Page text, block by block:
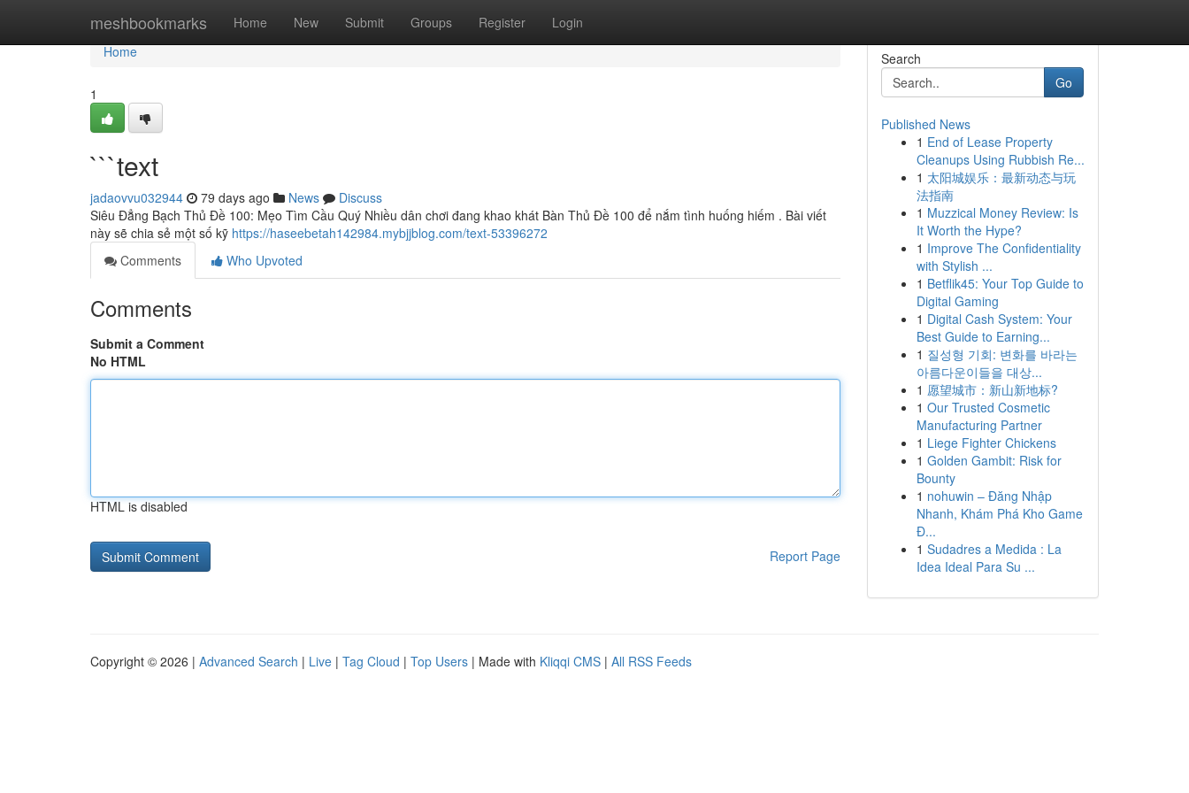
meshbookmarks Home New Submit Groups Register Login
Home
Home
1
```text
jadaovvu032944 79 days ago News
Discuss
Siêu Đẳng Bạch Thủ Đề 100: Mẹo Tìm Cầu Quý Nhiều dân chơi đang khao khát Bàn Thủ Đề 100 để nắm tình huống hiếm . Bài viết
này sẽ chia sẻ một số kỹ https://haseebetah142984.mybjjblog.com/text-53396272
Comments
Who Upvoted
Comments
Submit a Comment
No HTML
HTML is disabled
Report Page
Search
Go
Published News
1 End of Lease Property
Cleanups Using Rubbish Re...
1 太阳城娱乐：最新动态与玩
法指南
1 Muzzical Money Review: Is
It Worth the Hype?
1 Improve The Confidentiality
with Stylish ...
1 Betflik45: Your Top Guide to
Digital Gaming
1 Digital Cash System: Your
Best Guide to Earning...
1 질성형 기회: 변화를 바라는
아름다운이들을 대상...
1 愿望城市：新山新地标?
1 Our Trusted Cosmetic
Manufacturing Partner
1 Liege Fighter Chickens
1 Golden Gambit: Risk for
Bounty
1 nohuwin – Đăng Nhập
Nhanh, Khám Phá Kho Game
Đ...
1 Sudadres a Medida : La
Idea Ideal Para Su ...
Copyright © 2026 | Advanced Search | Live | Tag Cloud | Top Users | Made with Kliqqi CMS | All RSS Feeds